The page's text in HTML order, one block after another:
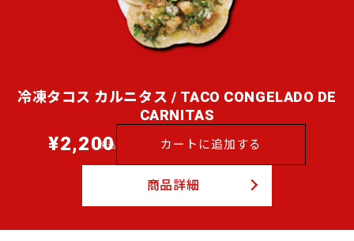
冷凍タコス カルニタス / TACO CONGELADO DE
CARNITAS
通
¥2,200
税込 カートに追加する
商品詳細